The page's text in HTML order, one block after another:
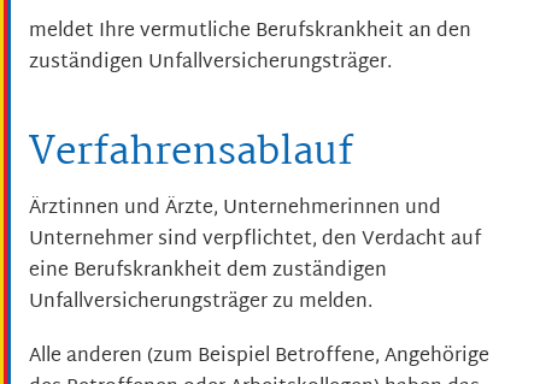
meldet Ihre vermutliche Berufskrankheit an den
zuständigen Unfallversicherungsträger.
Verfahrensablauf
Ärztinnen und Ärzte, Unternehmerinnen und
Unternehmer sind verpflichtet, den Verdacht auf
eine Berufskrankheit dem zuständigen
Unfallversicherungsträger zu melden.
Alle anderen (zum Beispiel Betroffene, Angehörige